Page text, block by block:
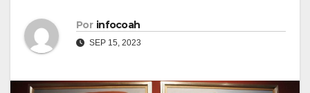
Por infocoah
SEP 15, 2023